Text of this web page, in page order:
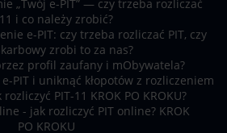
„Twój e-PIT” — czy trzeba rozliczać
i co należy zrobić?
e-PIT: czy trzeba rozliczać PIT, czy
zrobi to za nas?
profil zaufany i mObywatela?
PIT i uniknąć kłopotów z rozliczeniem
PIT-11 KROK PO KROKU?
- jak rozliczyć PIT online? KROK
PO KROKU